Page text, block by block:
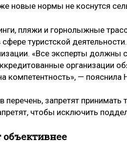
новые нормы не коснутся
пляжи и горнолыжные
туристской
«Все эксперты должны
организации
компетентность», —
перечень, запретят
чтобы исключить
объективнее